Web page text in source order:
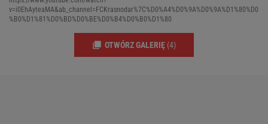
v=i0EhAyteaMA&ab_channel=FCKrasnodar%7C%D0%A4%D0%9A%D0%9A%D1%80%D0
%B0%D1%81%D0%BD%D0%BE%D0%B4%D0%B0%D1%80
OTWÓRZ GALERIĘ (4)